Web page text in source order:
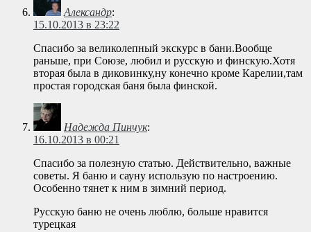
Александр:
15.10.2013 в 23:22
Спасибо за великолепный экскурс в бани.Вообще
раньше, при Союзе, любил и русскую и финскую.Хотя
вторая была в диковинку,ну конечно кроме Карелии,там
простая городская баня была финской.
Надежда Пинчук:
16.10.2013 в 00:21
Спасибо за полезную статью. Действительно, важные
советы. Я баню и сауну использую по настроению.
Особенно тянет к ним в зимний период.
Русскую баню не очень люблю, больше нравится
турецкая